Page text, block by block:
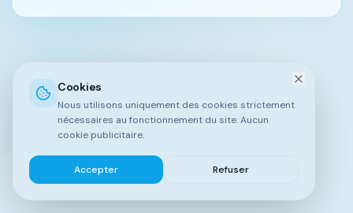
Cookies
Nous utilisons uniquement des cookies strictement
nécessaires au fonctionnement du site. Aucun
cookie publicitaire.
Accepter Refuser